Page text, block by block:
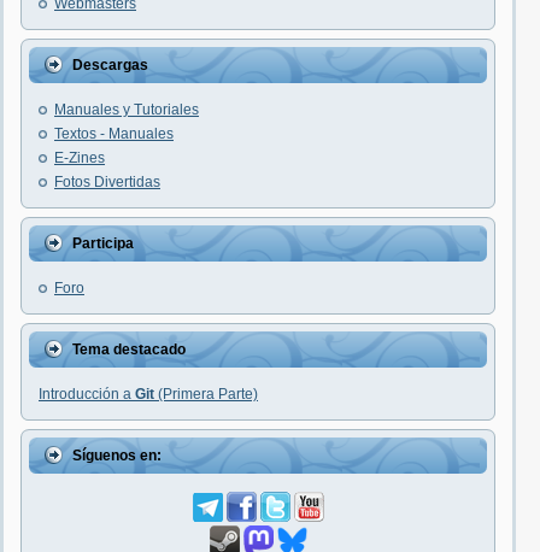
Webmasters
Descargas
Manuales y Tutoriales
Textos - Manuales
E-Zines
Fotos Divertidas
Participa
Foro
Tema destacado
Introducción a Git (Primera Parte)
Síguenos en: